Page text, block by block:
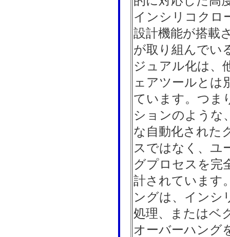
インシリコクロ
設計機能が搭載
が取り組んでい
ジュアル化は、
ェアツールとは
ています。つま
ションのような
な自動化された
スではなく、ユ
グプロセスを完
計されています
ングは、インシ
処理、またはベ
オーバーハング